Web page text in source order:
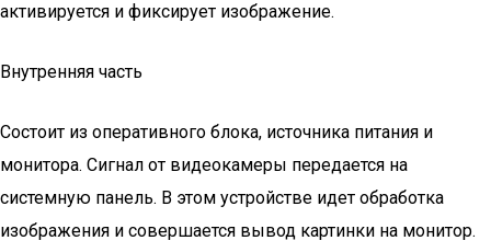
активируется и фиксирует изображение.
Внутренняя часть
Состоит из оперативного блока, источника питания и
монитора. Сигнал от видеокамеры передается на
системную панель. В этом устройстве идет обработка
изображения и совершается вывод картинки на монитор.